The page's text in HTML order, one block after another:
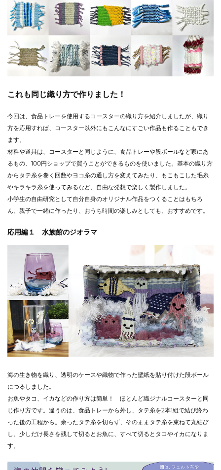
これも同じ織り方で作りました！
今回は、食品トレーを使用するコースターの織り方を紹介しましたが、織り
方を応用すれば、コースター以外にもこんなにすごい作品も作ることもでき
ます。
材料や道具は、コースターと同じように、食品トレーや段ボールなど家にあ
るもの、100円ショップで買うことができるものを使いました。基本の織り方
からタテ糸を巻く回数やヨコ糸の通し方を変えてみたり、もこもこした毛糸
やキラキラ糸を使ってみるなど、自由な発想で楽しく製作しました。
小学生の自由研究として自分自身のオリジナル作品をつくることはもちろ
ん、親子で一緒に作ったり、おうち時間の楽しみとしても、おすすめです。
応用編１ 水族館のジオラマ
海の生き物を織り、透明のケースや織物で作った壁紙を貼り付けた段ボール
につるしました。
お魚やタコ、イカなどの作り方は簡単！ ほとんど織ジナルコースターと同
じ作り方です。違うのは、食品トレーから外し、タテ糸を2本1組で結び終わ
った後の工程から。余ったタテ糸を切らず、そのままタテ糸を束ねて丸結び
し、少しだけ長さを残して切るとお魚に、すべて切るとタコやイカになりま
す。